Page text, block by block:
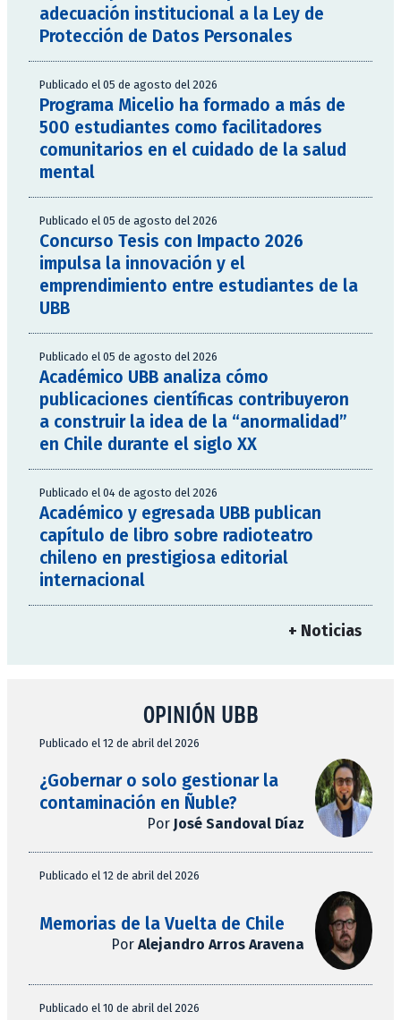
adecuación institucional a la Ley de
Protección de Datos Personales
Publicado el 05 de agosto del 2026
Programa Micelio ha formado a más de
500 estudiantes como facilitadores
comunitarios en el cuidado de la salud
mental
Publicado el 05 de agosto del 2026
Concurso Tesis con Impacto 2026
impulsa la innovación y el
emprendimiento entre estudiantes de la
UBB
Publicado el 05 de agosto del 2026
Académico UBB analiza cómo
publicaciones científicas contribuyeron
a construir la idea de la “anormalidad”
en Chile durante el siglo XX
Publicado el 04 de agosto del 2026
Académico y egresada UBB publican
capítulo de libro sobre radioteatro
chileno en prestigiosa editorial
internacional
+ Noticias
OPINIÓN UBB
Publicado el 12 de abril del 2026
¿Gobernar o solo gestionar la
contaminación en Ñuble?
Por José Sandoval Díaz
Publicado el 12 de abril del 2026
Memorias de la Vuelta de Chile
Por Alejandro Arros Aravena
Publicado el 10 de abril del 2026